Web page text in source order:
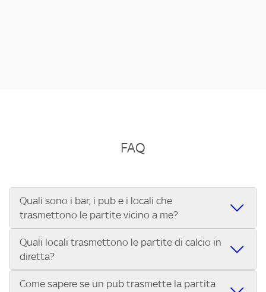
FAQ
Quali sono i bar, i pub e i locali che
trasmettono le partite vicino a me?
Se cerchi un bar, pub, ristorante o locale vicino a te per
vedere le partite di Serie A ENILIVE, la Serie C Sky Wifi, la
UEFA Champions League, la UEFA Europa League, la UEFA
Conference League, il Tennis, la Formula 1®, la MotoGP™ e
Quali locali trasmettono le partite di calcio in
diretta?
Vuoi sapere quali bar, pub o ristoranti mostrano le partite
Come sapere se un pub trasmette la partita